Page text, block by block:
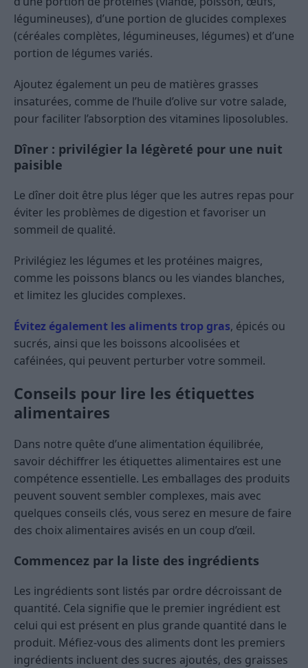
légumineuses), d’une portion de glucides complexes
(céréales complètes, légumineuses, légumes) et d’une
portion de légumes variés.
Ajoutez également un peu de matières grasses
insaturées, comme de l’huile d’olive sur votre salade,
pour faciliter l’absorption des vitamines liposolubles.
Dîner : privilégier la légèreté pour une nuit
paisible
Le dîner doit être plus léger que les autres repas pour
éviter les problèmes de digestion et favoriser un
sommeil de qualité.
Privilégiez les légumes et les protéines maigres,
comme les poissons blancs ou les viandes blanches,
et limitez les glucides complexes.
Évitez également les aliments trop gras, épicés ou
sucrés, ainsi que les boissons alcoolisées et
caféinées, qui peuvent perturber votre sommeil.
Conseils pour lire les étiquettes
alimentaires
Dans notre quête d’une alimentation équilibrée,
savoir déchiffrer les étiquettes alimentaires est une
compétence essentielle. Les emballages des produits
peuvent souvent sembler complexes, mais avec
quelques conseils clés, vous serez en mesure de faire
des choix alimentaires avisés en un coup d’œil.
Commencez par la liste des ingrédients
Les ingrédients sont listés par ordre décroissant de
quantité. Cela signifie que le premier ingrédient est
celui qui est présent en plus grande quantité dans le
produit. Méfiez-vous des aliments dont les premiers
ingrédients incluent des sucres ajoutés, des graisses